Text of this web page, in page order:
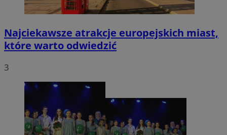
Najciekawsze atrakcje europejskich miast,
które warto odwiedzić
3